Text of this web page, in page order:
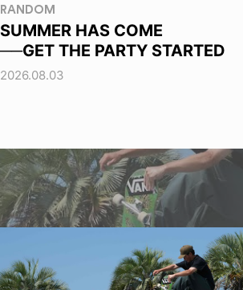
RANDOM
SUMMER HAS COME
──GET THE PARTY STARTED
2026.08.03